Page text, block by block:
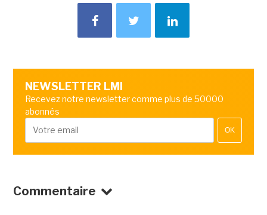
NEWSLETTER LMI
Recevez notre newsletter comme plus de 50000
abonnés
OK
Commentaire